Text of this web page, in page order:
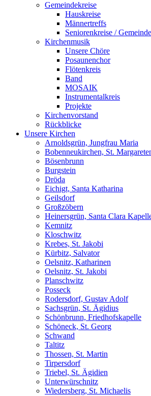
Gemeindekreise
Hauskreise
Männertreffs
Seniorenkreise /
Kirchenmusik
Unsere Chöre
Posaunenchor
Flötenkreis
Band
MOSAIK
Instrumentalkreis
Projekte
Kirchenvorstand
Rückblicke
Unsere Kirchen
Arnoldsgrün, Jungfrau Maria
Bobenneukirchen, St.
Bösenbrunn
Burgstein
Dröda
Eichigt, Santa Katharina
Geilsdorf
Großzöbern
Heinersgrün, Santa Clara
Kemnitz
Kloschwitz
Krebes, St. Jakobi
Kürbitz, Salvator
Oelsnitz, Katharinen
Oelsnitz, St. Jakobi
Planschwitz
Posseck
Rodersdorf, Gustav Adolf
Sachsgrün, St. Ägidius
Schönbrunn, Friedhofskapelle
Schöneck, St. Georg
Schwand
Taltitz
Thossen, St. Martin
Tirpersdorf
Triebel, St. Ägidien
Unterwürschnitz
Wiedersberg, St. Michaelis